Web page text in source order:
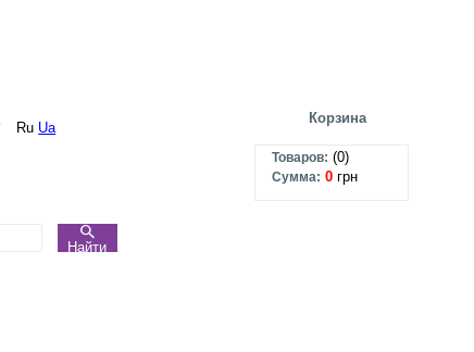
Ru Ua
Найти
Корзина
Товаров: (0)
Сумма: 0 грн